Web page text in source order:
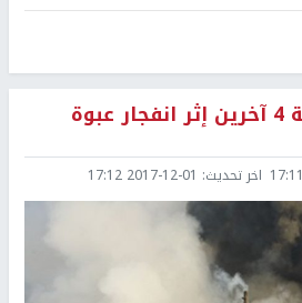
مصرع شخص وإصابة 4 آخرين إثر انفجار عبوة
اخر تحديث: 2017-12-01 17:12